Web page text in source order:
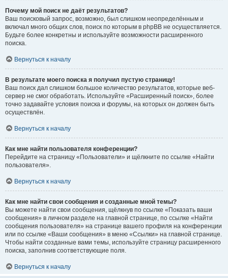
Почему мой поиск не даёт результатов?
Ваш поисковый запрос, возможно, был слишком неопределённым и
включал много общих слов, поиск по которым в phpBB не осуществляется.
Будьте более конкретны и используйте возможности расширенного
поиска.
Вернуться к началу
В результате моего поиска я получил пустую страницу!
Ваш поиск дал слишком большое количество результатов, которые веб-
сервер не смог обработать. Используйте «Расширенный поиск», более
точно задавайте условия поиска и форумы, на которых он должен быть
осуществлён.
Вернуться к началу
Как мне найти пользователя конференции?
Перейдите на страницу «Пользователи» и щёлкните по ссылке «Найти
пользователя».
Вернуться к началу
Как мне найти свои сообщения и созданные мной темы?
Вы можете найти свои сообщения, щёлкнув по ссылке «Показать ваши
сообщения» в личном разделе на главной странице, по ссылке «Найти
сообщения пользователя» на странице вашего профиля на конференции
или по ссылке «Ваши сообщения» в меню «Ссылки» на главной странице.
Чтобы найти созданные вами темы, используйте страницу расширенного
поиска, заполнив соответствующие поля.
Вернуться к началу